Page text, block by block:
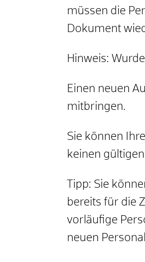
müssen die
Dokument
Hinweis:
Einen neuen
mitbringen.
Sie können
keinen
Tipp: Sie
bereits für die
vorläufige
neuen